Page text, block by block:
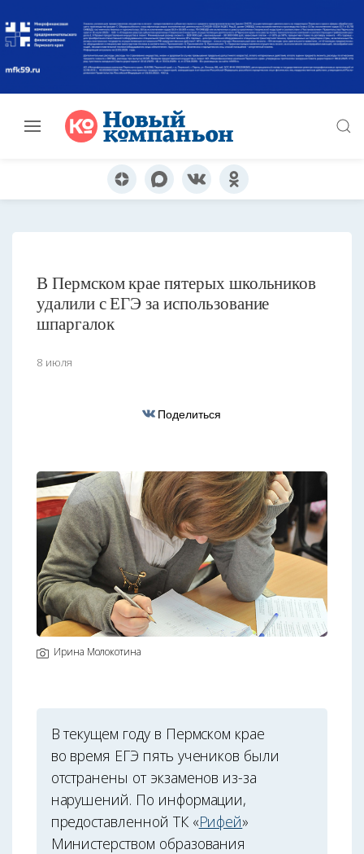
В Пермском крае пятерых школьников
удалили с ЕГЭ за использование
шпаргалок
8 июля
Поделиться
Ирина Молокотина
В текущем году в Пермском крае
во время ЕГЭ пять учеников были
отстранены от экзаменов из-за
нарушений. По информации,
предоставленной ТК «Рифей»
Министерством образования